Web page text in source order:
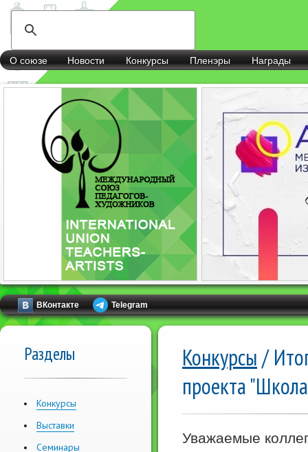
О союзе Новости Конкурсы Пленэры Награды
ВКонтакте Telegram
Разделы
Конкурсы
Выставки
Семинары
Конкурсы/
проекта
Уважаемые